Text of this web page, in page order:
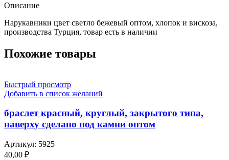
Описание
Нарукавники цвет светло бежевый оптом, хлопок и вискоза,
производства Турция, товар есть в наличии
Похожие товары
Быстрый просмотр
Добавить в список желаний
браслет красный, круглый, закрытого типа,
наверху сделано под камни оптом
Артикул: 5925
40,00 ₽